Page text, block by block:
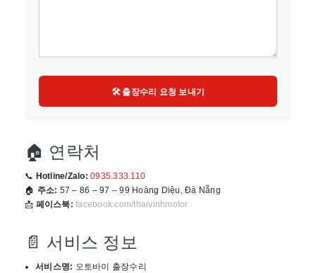
🛠️ 출장수리 요청 보내기
🏠 연락처
📞 Hotline/Zalo: 0935.333.110
🏠 주소: 57 – 86 – 97 – 99 Hoàng Diệu, Đà Nẵng
📩 페이스북: facebook.com/thaivinhmotor
📄 서비스 정보
서비스명: 오토바이 출장수리